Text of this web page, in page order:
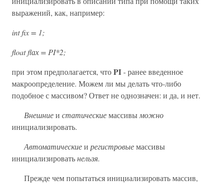
выражений, как, например:
int fix = 1;
float flах = PI*2;
при этом предполагается, чтоPI- ранее введенное
макроопределение. Можем ли мы делать что-либо
подобное с массивом? Ответ не однозначен: и да, и нет.
Внешниеи статическиемассивы можно
инициализировать.
Автоматическиеи регистровыемассивы
инициализироватьнельзя.
Прежде чем попытаться инициализировать массив,